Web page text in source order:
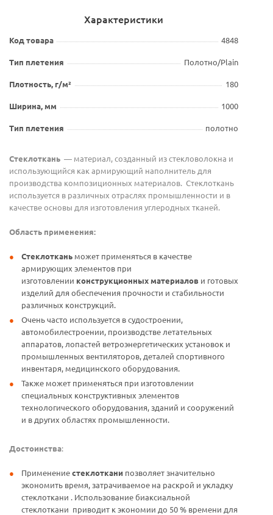
Характеристики
Код товара 4848
Тип плетения Полотно/Plain
Плотность, г/м² 180
Ширина, мм 1000
Тип плетения полотно
Стеклоткань — материал, созданный из стекловолокна и
использующийся как армирующий наполнитель для
производства композиционных материалов. Стеклоткань
используется в различных отраслях промышленности и в
качестве основы для изготовления углеродных тканей.
Область применения:
Стеклоткань может применяться в качестве
армирующих элементов при
изготовлении конструкционных материалов и готовых
изделий для обеспечения прочности и стабильности
различных конструкций.
Очень часто используется в судостроении,
автомобилестроении, производстве летательных
аппаратов, лопастей ветроэнергетических установок и
промышленных вентиляторов, деталей спортивного
инвентаря, медицинского оборудования.
Также может применяться при изготовлении
специальных конструктивных элементов
технологического оборудования, зданий и сооружений
и в других областях промышленности.
Достоинства:
Применениестеклоткани позволяет значительно
экономить время, затрачиваемое на раскрой и укладку
стеклоткани . Использование биаксиальной
стеклоткани приводит к экономии до 50 % времени для